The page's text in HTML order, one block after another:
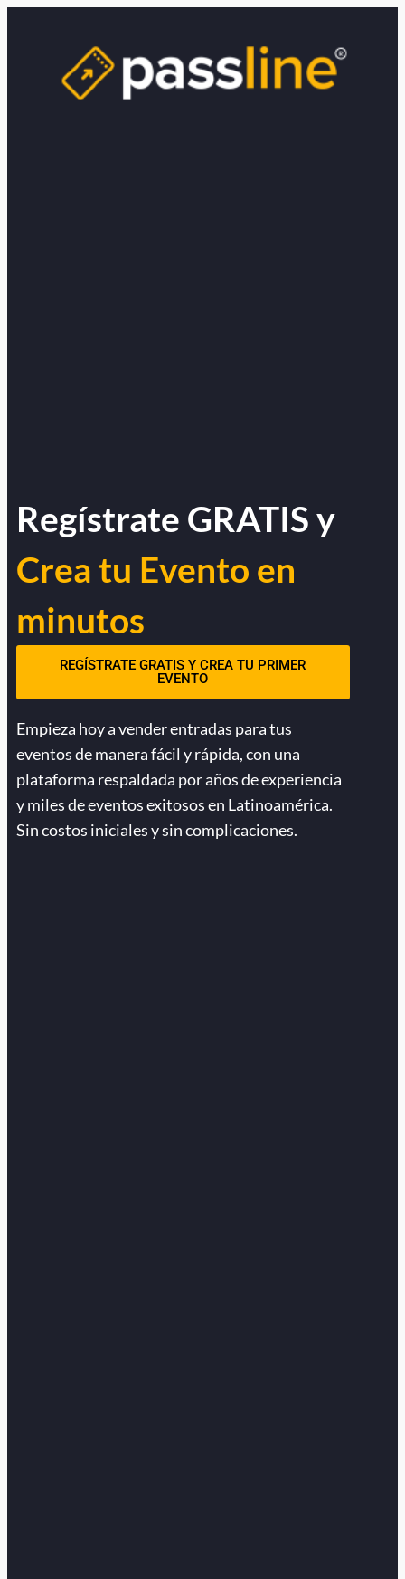
Regístrate GRATIS y
Crea tu Evento en
minutos
REGÍSTRATE GRATIS Y CREA TU PRIMER
EVENTO
Empieza hoy a vender entradas para tus
eventos de manera fácil y rápida, con una
plataforma respaldada por años de experiencia
y miles de eventos exitosos en Latinoamérica.
Sin costos iniciales y sin complicaciones.